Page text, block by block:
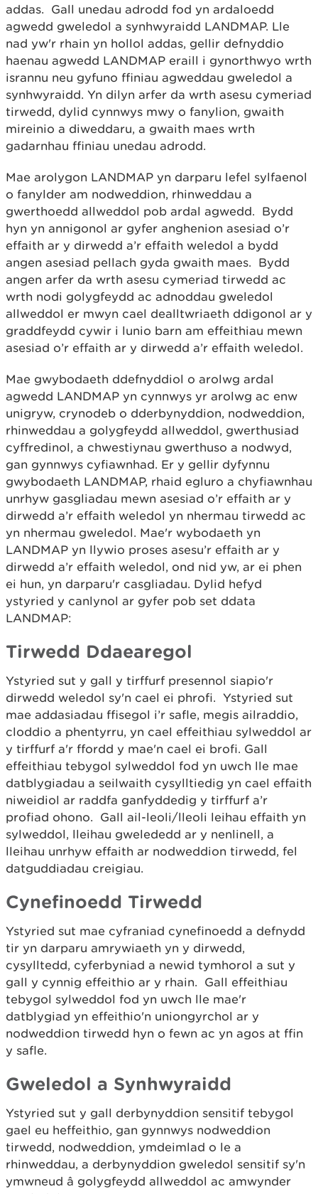
addas. Gall unedau adrodd fod yn ardaloedd
agwedd gweledol a synhwyraidd LANDMAP. Lle
nad yw'r rhain yn hollol addas, gellir defnyddio
haenau agwedd LANDMAP eraill i gynorthwyo wrth
isrannu neu gyfuno ffiniau agweddau gweledol a
synhwyraidd. Yn dilyn arfer da wrth asesu cymeriad
tirwedd, dylid cynnwys mwy o fanylion, gwaith
mireinio a diweddaru, a gwaith maes wrth
gadarnhau ffiniau unedau adrodd.
Mae arolygon LANDMAP yn darparu lefel sylfaenol
o fanylder am nodweddion, rhinweddau a
gwerthoedd allweddol pob ardal agwedd. Bydd
hyn yn annigonol ar gyfer anghenion asesiad o’r
effaith ar y dirwedd a’r effaith weledol a bydd
angen asesiad pellach gyda gwaith maes. Bydd
angen arfer da wrth asesu cymeriad tirwedd ac
wrth nodi golygfeydd ac adnoddau gweledol
allweddol er mwyn cael dealltwriaeth ddigonol ar y
graddfeydd cywir i lunio barn am effeithiau mewn
asesiad o’r effaith ar y dirwedd a’r effaith weledol.
Mae gwybodaeth ddefnyddiol o arolwg ardal
agwedd LANDMAP yn cynnwys yr arolwg ac enw
unigryw, crynodeb o dderbynyddion, nodweddion,
rhinweddau a golygfeydd allweddol, gwerthusiad
cyffredinol, a chwestiynau gwerthuso a nodwyd,
gan gynnwys cyfiawnhad. Er y gellir dyfynnu
gwybodaeth LANDMAP, rhaid egluro a chyfiawnhau
unrhyw gasgliadau mewn asesiad o’r effaith ar y
dirwedd a’r effaith weledol yn nhermau tirwedd ac
yn nhermau gweledol. Mae'r wybodaeth yn
LANDMAP yn llywio proses asesu’r effaith ar y
dirwedd a’r effaith weledol, ond nid yw, ar ei phen
ei hun, yn darparu'r casgliadau. Dylid hefyd
ystyried y canlynol ar gyfer pob set ddata
LANDMAP:
Tirwedd Ddaearegol
Ystyried sut y gall y tirffurf presennol siapio'r
dirwedd weledol sy'n cael ei phrofi. Ystyried sut
mae addasiadau ffisegol i’r safle, megis ailraddio,
cloddio a phentyrru, yn cael effeithiau sylweddol ar
y tirffurf a'r ffordd y mae'n cael ei brofi. Gall
effeithiau tebygol sylweddol fod yn uwch lle mae
datblygiadau a seilwaith cysylltiedig yn cael effaith
niweidiol ar raddfa ganfyddedig y tirffurf a’r
profiad ohono. Gall ail-leoli/lleoli leihau effaith yn
sylweddol, lleihau gwelededd ar y nenlinell, a
lleihau unrhyw effaith ar nodweddion tirwedd, fel
datguddiadau creigiau.
Cynefinoedd Tirwedd
Ystyried sut mae cyfraniad cynefinoedd a defnydd
tir yn darparu amrywiaeth yn y dirwedd,
cysylltedd, cyferbyniad a newid tymhorol a sut y
gall y cynnig effeithio ar y rhain. Gall effeithiau
tebygol sylweddol fod yn uwch lle mae'r
datblygiad yn effeithio'n uniongyrchol ar y
nodweddion tirwedd hyn o fewn ac yn agos at ffin
y safle.
Gweledol a Synhwyraidd
Ystyried sut y gall derbynyddion sensitif tebygol
gael eu heffeithio, gan gynnwys nodweddion
tirwedd, nodweddion, ymdeimlad o le a
rhinweddau, a derbynyddion gweledol sensitif sy'n
ymwneud â golygfeydd allweddol ac amwynder